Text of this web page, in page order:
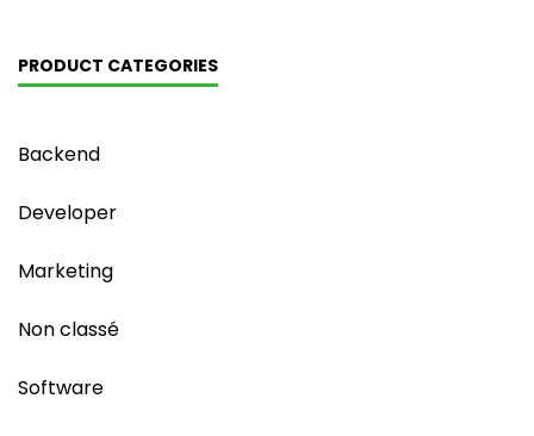
PRODUCT CATEGORIES
Backend
Developer
Marketing
Non classé
Software